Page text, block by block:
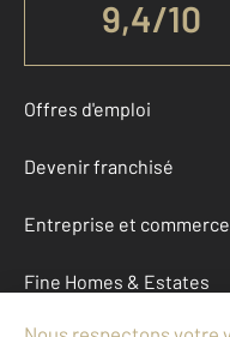
9,4/10
Offres d'emploi
Devenir franchisé
Entreprise et commerce
Fine Homes & Estates